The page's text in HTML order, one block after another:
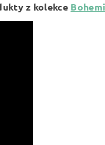
z kolekce